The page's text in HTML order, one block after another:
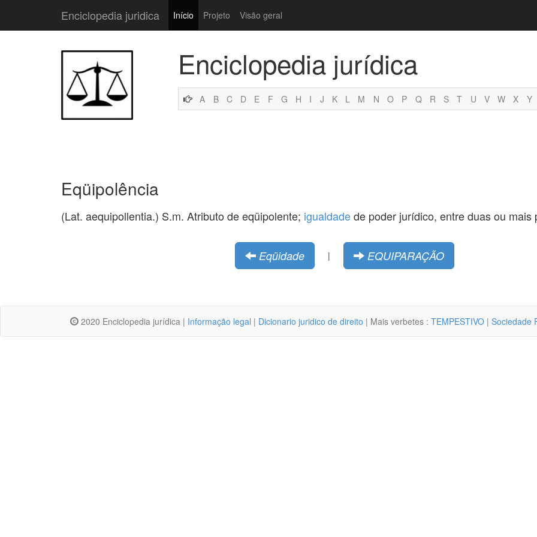
Enciclopedia juridica Início Projeto Visão geral
Enciclopedia jurídica
A B C D E F G H I J K L M N O P Q R S T U V W X Y
Eqüipolência
(Lat. aequipollentia.) S.m. Atributo de eqüipolente; igualdadede poder jurídico, entre duas ou mais
Eqüidade | EQUIPARAÇÃO
2020 Enciclopedia jurídica | Informação legal | Dicionario juridico de direito | Mais verbetes : TEMPESTIVO | Sociedade